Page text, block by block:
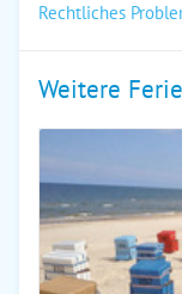
Rechtliches
Weitere